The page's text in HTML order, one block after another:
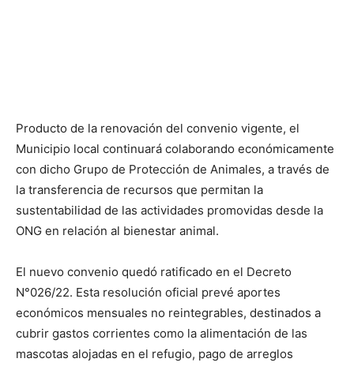
Producto de la renovación del convenio vigente, el
Municipio local continuará colaborando económicamente
con dicho Grupo de Protección de Animales, a través de
la transferencia de recursos que permitan la
sustentabilidad de las actividades promovidas desde la
ONG en relación al bienestar animal.
El nuevo convenio quedó ratificado en el Decreto
N°026/22. Esta resolución oficial prevé aportes
económicos mensuales no reintegrables, destinados a
cubrir gastos corrientes como la alimentación de las
mascotas alojadas en el refugio, pago de arreglos